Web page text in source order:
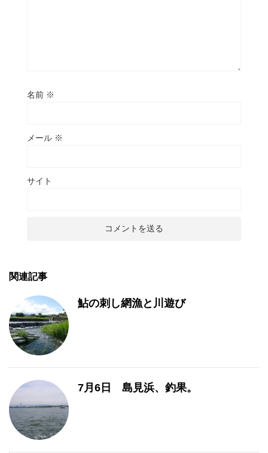
名前 ※
メール ※
サイト
関連記事
鮎の刺し網漁と川遊び
7月6日 島見浜、釣果。